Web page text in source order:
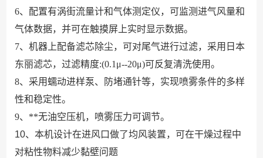
6、配置有涡街流量计和气体测定仪，可监测进气风量和
气体数据，并可在触摸屏上实时显示数据。
7、机器上配备滤芯除尘，可对尾气进行过滤，采用日本
东丽滤芯，过滤精度:(0.1μ--20μ)可反复清洗使用。
8、采用蠕动进样泵、防堵通针等，实现喷雾条件的多样
性和稳定性。
9、**无油空压机，喷雾压力可调节。
10、本机设计在进风口做了均风装置，可在干燥过程中
对粘性物料减少黏壁问题